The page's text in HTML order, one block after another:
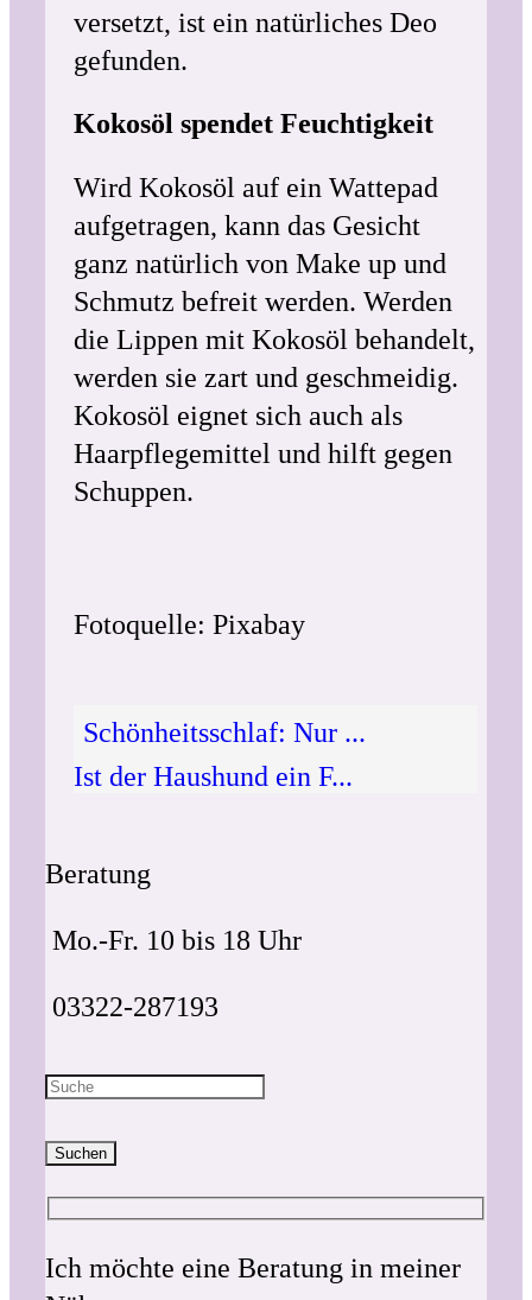
versetzt, ist ein natürliches Deo
gefunden.
Kokosöl spendet Feuchtigkeit
Wird Kokosöl auf ein Wattepad
aufgetragen, kann das Gesicht
ganz natürlich von Make up und
Schmutz befreit werden. Werden
die Lippen mit Kokosöl behandelt,
werden sie zart und geschmeidig.
Kokosöl eignet sich auch als
Haarpflegemittel und hilft gegen
Schuppen.
Fotoquelle: Pixabay
Schönheitsschlaf: Nur ...
Ist der Haushund ein F...
Beratung
Mo.-Fr. 10 bis 18 Uhr
03322-287193
Suchen
Ich möchte eine Beratung in meiner